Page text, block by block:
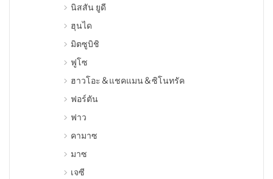
นิสสัน ยูดี
ฮุนได
มิตซูบิชิ
ฟูโซ
ฮาวโอะ＆แชคแมน＆ซิโนทรัค
ฟอร์ตัน
ฟาว
คามาซ
มาซ
เจซี